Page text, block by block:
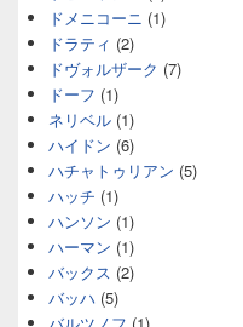
ドメニコーニ (1)
ドラティ (2)
ドヴォルザーク (7)
ドーフ (1)
ネリベル (1)
ハイドン (6)
ハチャトゥリアン (5)
ハッチ (1)
ハンソン (1)
ハーマン (1)
バックス (2)
バッハ (5)